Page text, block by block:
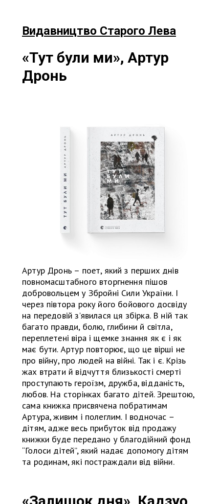
Видавництво Старого Лева
«Тут були ми», Артур
Дронь
Артур Дронь – поет, який з перших днів
повномасштабного вторгнення пішов
добровольцем у Збройні Сили України. І
через півтора року його бойового досвіду
на передовій зʼявилася ця збірка. В ній так
багато правди, болю, глибини й світла,
переплетені віра і щемке знання як є і як
має бути. Артур повторює, що це вірші не
про війну, про людей на війні. Так і є. Крізь
жах втрати й відчуття близькості смерті
проступають героїзм, дружба, відданість,
любов. На сторінках багато дітей. Зрештою,
сама книжка присвячена побратимам
Артура, живим і полеглим. І водночас –
дітям, адже весь прибуток від продажу
книжки буде передано у благодійний фонд
“Голоси дітей”, який надає допомогу дітям
та родинам, які постраждали від війни.